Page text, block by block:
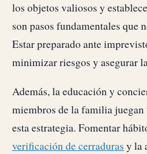
los objetos valiosos y
son pasos fundamentales que
Estar preparado ante
minimizar riesgos y asegurar
Además, la educación y
miembros de la familia
esta estrategia. Fomentar
verificación de cerraduras y la